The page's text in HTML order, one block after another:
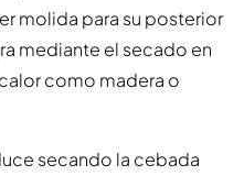
molida para su posterior
mediante el secado en
como madera o
secando la cebada